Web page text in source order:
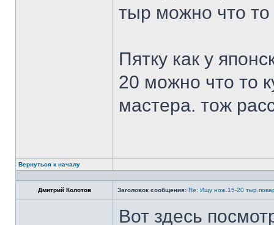
тыр можно что
Пятку как у
20 можно что то
мастера. тож
Вернуться к началу
Дмитрий Колотов Заголовок сообщения: Re: Ищу нож.15-20
Вот здесь